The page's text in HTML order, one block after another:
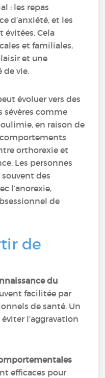
: les repas
d’anxiété, et les
évitées. Cela
et familiales,
et une
vie.
évoluer vers des
comme
en raison de
orthorexie et
Les personnes
des
l’anorexie,
de
de
du
facilitée par
de santé. Un
l’aggravation
efficaces pour